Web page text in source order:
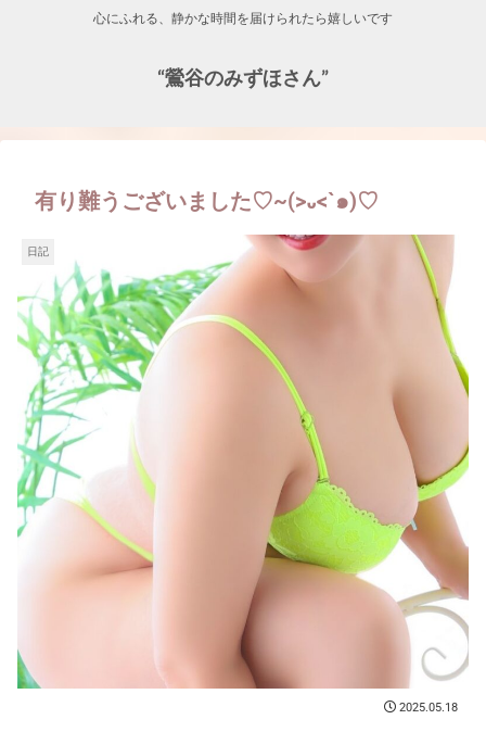
心にふれる、静かな時間を届けられたら嬉しいです
“鶯谷のみずほさん”
有り難うございました♡~(>᎑<`๑)♡
日記
2025.05.18